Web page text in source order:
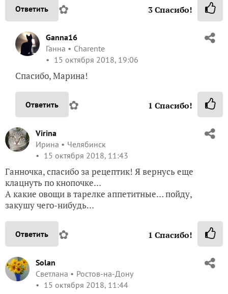
Ответить ✿ 3Спасибо!
Ganna16
Ганна
Charente
15 октября 2018, 19:06
Спасибо, Марина!
Ответить ✿ 1 Спасибо!
Virina
Ирина
Челябинск
15 октября 2018, 11:43
Ганночка, спасибо за рецептик! Я вернусь еще
клацнуть по кнопочке…
А какие овощи в тарелке аппетитные… пойду,
закушу чего-нибудь…
Ответить ✿ 1 Спасибо!
Solan
Светлана
Ростов-на-Дону
15 октября 2018, 11:44